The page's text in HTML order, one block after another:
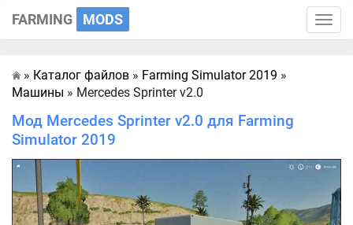
Toggle
FARMING MODS
Главная
» Каталог файлов » Farming Simulator 2019 »
Машины » Mercedes Sprinter v2.0
Мод Mercedes Sprinter v2.0 для Farming
Simulator 2019